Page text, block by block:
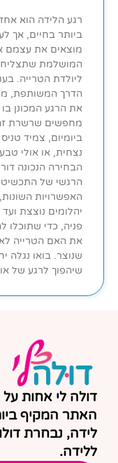
רגע הלידה הוא
ביותר בחיים, אך
מוצאים את עצמם
המושלמת
ליולדת הטרייה.
הדרך המשותפת,
את הרגע המכונן
מחפשים שרשרת
ביומיום, צמיד
נצחית, או אולי
הבחירה הנכונה
הרגשי של התכשיט.
האפשרויות
יהלומים נוצצת
פניה, כדי שתוכלו
את האם הטרייה
שנוצר. בואו נגלה
שיהפוך לרגע של
דולה לי אחות
האתר המקיף
לידה, נבחרת
ללידה.